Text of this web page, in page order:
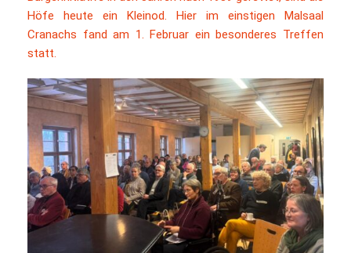
Höfe heute ein Kleinod. Hier im einstigen Malsaal
Cranachs fand am 1. Februar ein besonderes Treffen
statt.